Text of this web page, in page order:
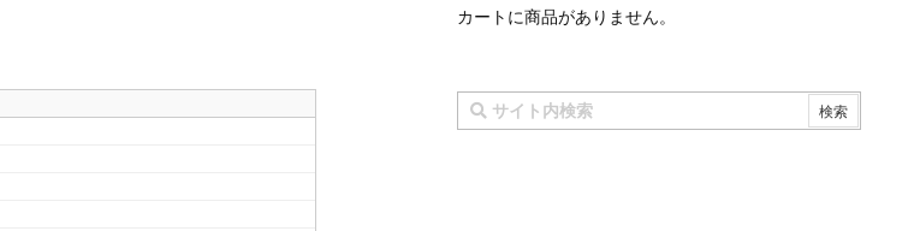
カートに商品がありません。